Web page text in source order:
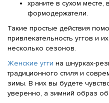
храните в сухом месте,
формодержатели.
Такие простые действия
привлекательность уггов и
несколько сезонов.
Женские угги на шнурках-
традиционного стиля и
зимы. В них вы будете
уверенно, а зимний образ